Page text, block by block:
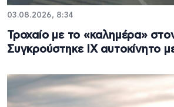
03.08.2026, 8:34
Τροχαίο με το «καλημέρα»
Συγκρούστηκε ΙΧ αυτοκίνητο